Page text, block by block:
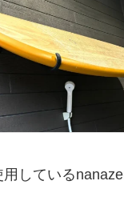
している